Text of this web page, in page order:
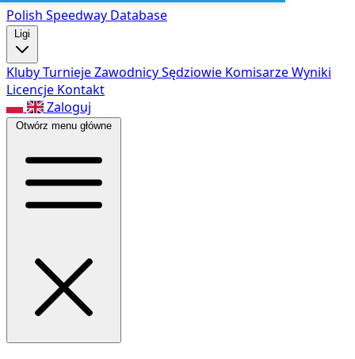
Polish Speedway Database
Ligi
KlubyTurniejeZawodnicySędziowie KomisarzeWyniki
Licencje Kontakt
Zaloguj
Otwórz menu główne